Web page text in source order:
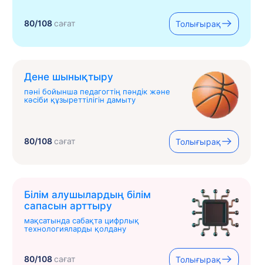
80/108сағат Толығырақ
Дене шынықтыру
пәні бойынша педагогтің пәндік және
кәсіби құзыреттілігін дамыту
80/108сағат Толығырақ
Білім алушылардың білім
сапасын арттыру
мақсатында сабақта цифрлық
технологияларды қолдану
80/108сағат Толығырақ